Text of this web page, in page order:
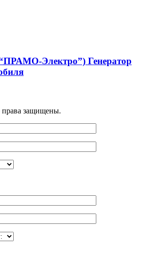
Электро”) Генератор
права защищены.